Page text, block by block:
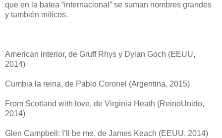
que en la batea “internacional” se suman nombres grandes
y también míticos.
American interior, de Gruff Rhys y Dylan Goch (EEUU,
2014)
Cumbia la reina, de Pablo Coronel (Argentina, 2015)
From Scotland with love, de Virginia Heath (ReinoUnido,
2014)
Glen Campbell: I’ll be me, de James Keach (EEUU, 2014)